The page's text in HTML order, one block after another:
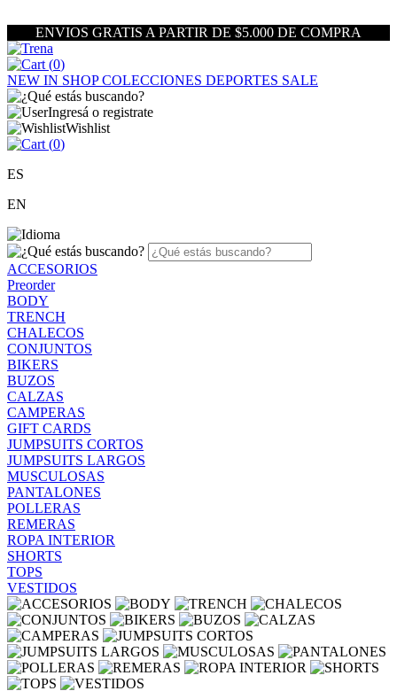
ENVIOS GRATIS A PARTIR DE $5.000 DE COMPRA
(0)
NEW IN SHOPCOLECCIONES DEPORTES SALE
Ingresá o registrate
Wishlist
(0)
ES
EN
ACCESORIOS
Preorder
BODY
TRENCH
CHALECOS
CONJUNTOS
BIKERS
BUZOS
CALZAS
CAMPERAS
GIFT CARDS
JUMPSUITS CORTOS
JUMPSUITS LARGOS
MUSCULOSAS
PANTALONES
POLLERAS
REMERAS
ROPA INTERIOR
SHORTS
TOPS
VESTIDOS